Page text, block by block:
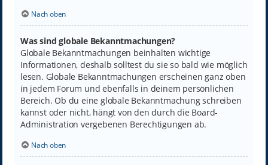
Nach oben
Was sind globale Bekanntmachungen?
Globale Bekanntmachungen beinhalten wichtige
Informationen, deshalb solltest du sie so bald wie möglich
lesen. Globale Bekanntmachungen erscheinen ganz oben
in jedem Forum und ebenfalls in deinem persönlichen
Bereich. Ob du eine globale Bekanntmachung schreiben
kannst oder nicht, hängt von den durch die Board-
Administration vergebenen Berechtigungen ab.
Nach oben